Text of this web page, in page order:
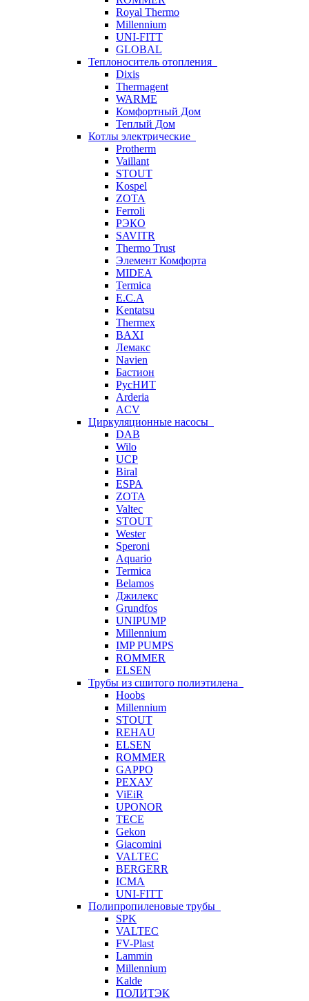
Royal Thermo
Millennium
UNI-FITT
GLOBAL
Теплоноситель отопления
Dixis
Thermagent
WARME
Комфортный Дом
Теплый Дом
Котлы электрические
Protherm
Vaillant
STOUT
Kospel
ZOTA
Ferroli
РЭКО
SAVITR
Thermo Trust
Элемент Комфорта
MIDEA
Termica
E.C.A
Kentatsu
Thermex
BAXI
Лемакс
Navien
Бастион
РусНИТ
Arderia
ACV
Циркуляционные насосы
DAB
Wilo
UCP
Biral
ESPA
ZOTA
Valtec
STOUT
Wester
Speroni
Aquario
Termica
Belamos
Джилекс
Grundfos
UNIPUMP
Millennium
IMP PUMPS
ROMMER
ELSEN
Трубы из сшитого полиэтилена
Hoobs
Millennium
STOUT
REHAU
ELSEN
ROMMER
GAPPO
РЕХАУ
ViEiR
UPONOR
TECE
Gekon
Giacomini
VALTEC
BERGERR
ICMA
UNI-FITT
Полипропиленовые трубы
SPK
VALTEC
FV-Plast
Lammin
Millennium
Kalde
ПОЛИТЭК